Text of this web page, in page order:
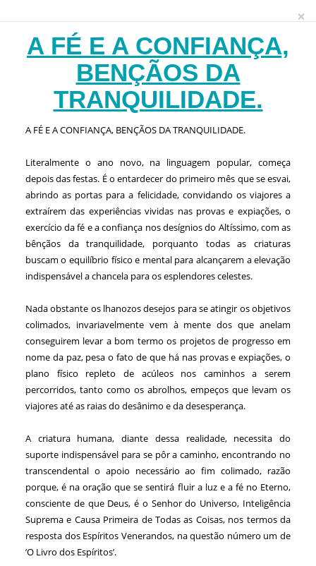
×
A FÉ E A CONFIANÇA,
BENÇÃOS DA
TRANQUILIDADE.
A FÉ E A CONFIANÇA, BENÇÃOS DA TRANQUILIDADE.
Literalmente o ano novo, na linguagem popular, começa
depois das festas. É o entardecer do primeiro mês que se esvai,
abrindo as portas para a felicidade, convidando os viajores a
extraírem das experiências vividas nas provas e expiações, o
exercício da fé e a confiança nos desígnios do Altíssimo, com as
bênçãos da tranquilidade, porquanto todas as criaturas
buscam o equilíbrio físico e mental para alcançarem a elevação
indispensável a chancela para os esplendores celestes.
Nada obstante os lhanozos desejos para se atingir os objetivos
colimados, invariavelmente vem à mente dos que anelam
conseguirem levar a bom termo os projetos de progresso em
nome da paz, pesa o fato de que há nas provas e expiações, o
plano físico repleto de acúleos nos caminhos a serem
percorridos, tanto como os abrolhos, empeços que levam os
viajores até as raias do desânimo e da desesperança.
A criatura humana, diante dessa realidade, necessita do
suporte indispensável para se pôr a caminho, encontrando no
transcendental o apoio necessário ao fim colimado, razão
porque, é na oração que se sentirá fluir a luz e a fé no Eterno,
consciente de que Deus, é o Senhor do Universo, Inteligência
Suprema e Causa Primeira de Todas as Coisas, nos termos da
resposta dos Espíritos Venerandos, na questão número um de
’O Livro dos Espíritos’.